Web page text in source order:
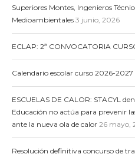
Superiores Montes, Ingenieros
Medioambientales 3 junio, 2026
ECLAP: 2ª CONVOCATORIA
Calendario escolar curso 2026-2027
ESCUELAS DE CALOR: STACYL
Educación no actúa para prevenir
ante la nueva ola de calor 26 mayo,
Resolución definitiva concurso de